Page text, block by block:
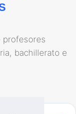
profesores
bachillerato e